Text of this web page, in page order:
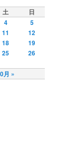
土 日
月 »
4
5
11
12
18
19
25
26